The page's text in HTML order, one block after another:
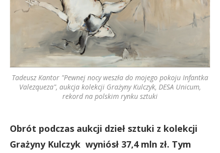
Tadeusz Kantor "Pewnej nocy weszła do mojego pokoju Infantka
Valezqueza", aukcja kolekcji Grażyny Kulczyk, DESA Unicum,
rekord na polskim rynku sztuki
Obrót podczas aukcji dzieł sztuki z kolekcji
Grażyny Kulczyk wyniósł 37,4 mln zł. Tym